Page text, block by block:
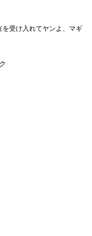
受け入れてヤンよ、マギ